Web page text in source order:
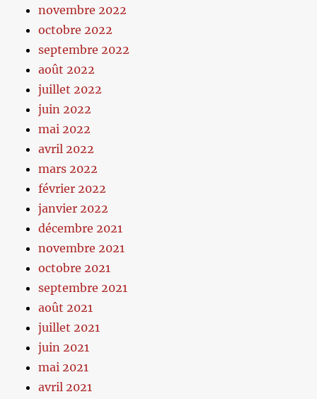
novembre 2022
octobre 2022
septembre 2022
août 2022
juillet 2022
juin 2022
mai 2022
avril 2022
mars 2022
février 2022
janvier 2022
décembre 2021
novembre 2021
octobre 2021
septembre 2021
août 2021
juillet 2021
juin 2021
mai 2021
avril 2021